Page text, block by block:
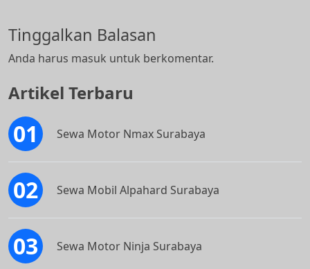
Tinggalkan Balasan
Anda harus masuk untuk berkomentar.
Artikel Terbaru
Sewa Motor Nmax Surabaya
Sewa Mobil Alpahard Surabaya
Sewa Motor Ninja Surabaya